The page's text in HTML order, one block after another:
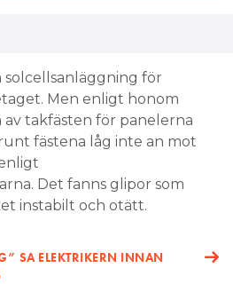
för
Men enligt honom
takfästen för panelerna
fästena låg inte an mot
Det fanns glipor som
instabilt och otätt.
SA ELEKTRIKERN INNAN